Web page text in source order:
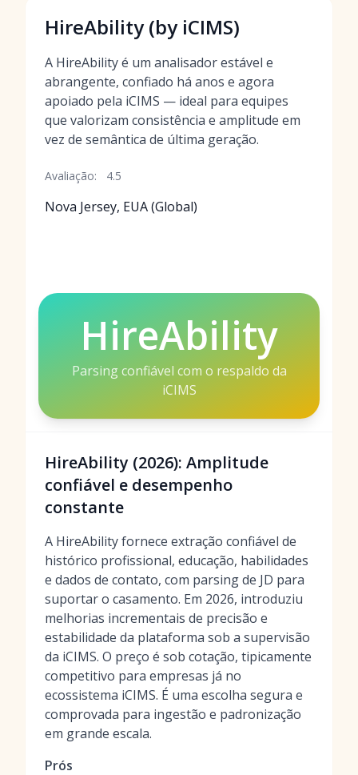
HireAbility (by iCIMS)
A HireAbility é um analisador estável e
abrangente, confiado há anos e agora
apoiado pela iCIMS — ideal para equipes
que valorizam consistência e amplitude em
vez de semântica de última geração.
Avaliação: 4.5
Nova Jersey, EUA (Global)
HireAbility
Parsing confiável com o respaldo da
iCIMS
HireAbility (2026): Amplitude
confiável e desempenho
constante
A HireAbility fornece extração confiável de
histórico profissional, educação, habilidades
e dados de contato, com parsing de JD para
suportar o casamento. Em 2026, introduziu
melhorias incrementais de precisão e
estabilidade da plataforma sob a supervisão
da iCIMS. O preço é sob cotação, tipicamente
competitivo para empresas já no
ecossistema iCIMS. É uma escolha segura e
comprovada para ingestão e padronização
em grande escala.
Prós